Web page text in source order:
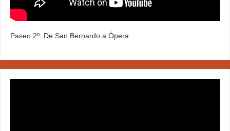
Paseo 2º: De San Bernardo a Ópera